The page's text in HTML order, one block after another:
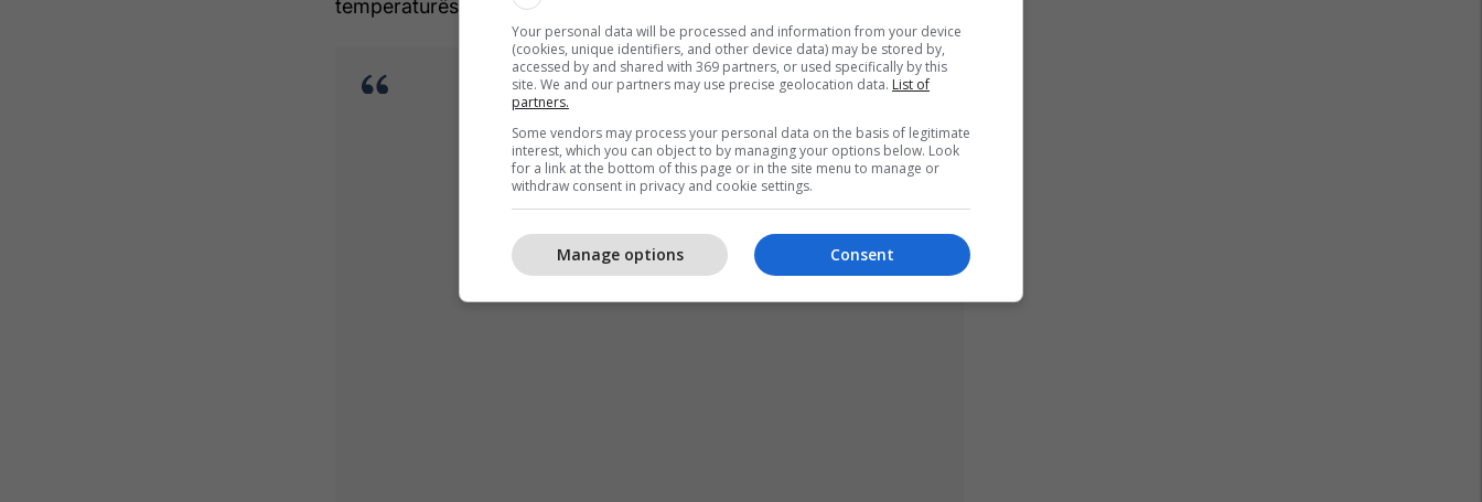
temperaturës, transmeton Telegrafi.
Your personal data will be processed and information from your device
(cookies, unique identifiers, and other device data) may be stored by,
accessed by and shared with 369 partners, or used specifically by this
site. We and our partners may use precise geolocation data. List of
partners.
Some vendors may process your personal data on the basis of legitimate
interest, which you can object to by managing your options below. Look
for a link at the bottom of this page or in the site menu to manage or
withdraw consent in privacy and cookie settings.
Consent
Manage options